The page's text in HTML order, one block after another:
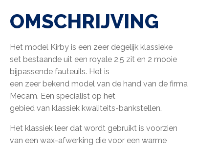
OMSCHRIJVING
Het model Kirby is een zeer degelijk klassieke
set bestaande uit een royale 2,5 zit en 2 mooie
bijpassende fauteuils. Het is
een zeer bekend model van de hand van de firma
Mecam. Een specialist op het
gebied van klassiek kwaliteits-bankstellen.
Het klassiek leer dat wordt gebruikt is voorzien
van een wax-afwerking die voor een warme